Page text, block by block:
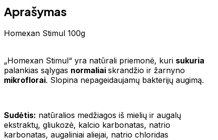
Aprašymas
Homexan Stimul 100g
„Homexan Stimul“ yra natūrali priemonė, kuri sukuria
palankias sąlygas normaliai skrandžio ir žarnyno
mikroflorai. Slopina nepageidaujamų bakterijų augimą.
Sudėtis: natūralios medžiagos iš mielių ir augalų
ekstraktų, gliukozė, kalcio karbonatas, natrio
karbonatas, augaliniai aliejai, natrio chloridas